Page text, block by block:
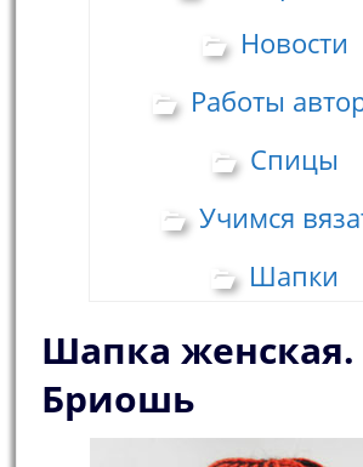
Новости
Работы
Спицы
Учимся
Шапки
Шапка женская.
Бриошь